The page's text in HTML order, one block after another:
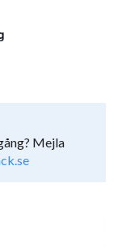
Mejla